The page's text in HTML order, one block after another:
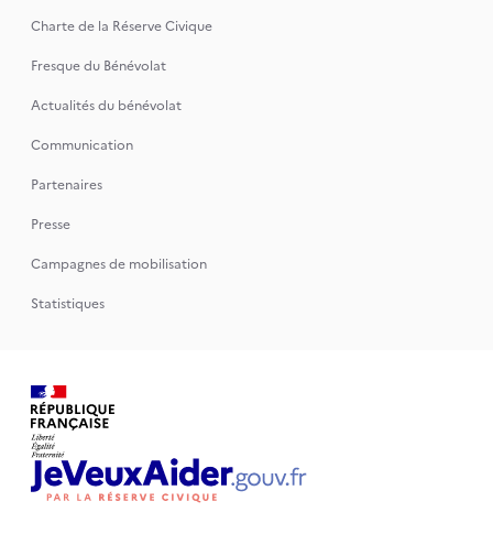
Charte de la Réserve Civique
Fresque du Bénévolat
Actualités du bénévolat
Communication
Partenaires
Presse
Campagnes de mobilisation
Statistiques